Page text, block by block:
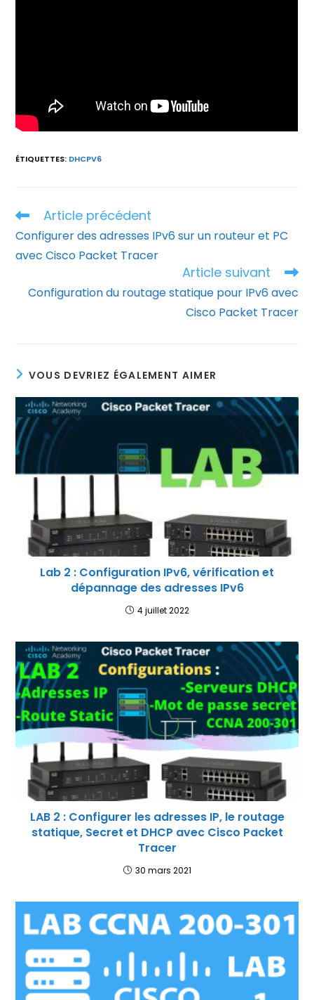
ÉTIQUETTES: DHCPV6
Read
articles
Article précédent
Configurer des adresses IPv6 sur un routeur et PC
avec Cisco Packet Tracer
Article suivant
Configuration du routage statique pour IPv6 avec
Cisco Packet Tracer
VOUS DEVRIEZ ÉGALEMENT AIMER
Lab 2 : Configuration IPv6, vérification et
dépannage des adresses IPv6
4 juillet 2022
LAB 2 : Configurer les adresses IP, le routage
statique, Secret et DHCP avec Cisco Packet
Tracer
30 mars 2021